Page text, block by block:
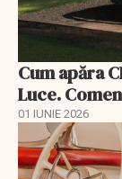
Cum apăra
Luce.
01 IUNIE 2026